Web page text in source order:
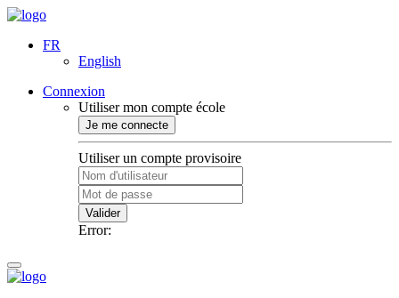
FR
English
Connexion
Utiliser mon compte école
Je me connecte
Utiliser un compte provisoire
Valider
Error: